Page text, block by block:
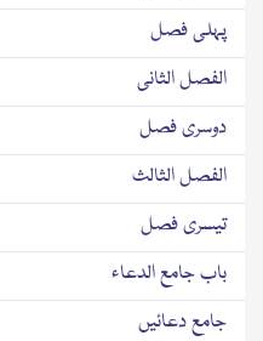
پہلی فصل
الفصل الثانی
دوسری فصل
الفصل الثالث
تیسری فصل
باب جامع الدعاء
جامع دعائیں